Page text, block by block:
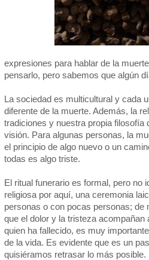
expresiones para hablar de la
pensarlo, pero sabemos que algún
La sociedad es multicultural y cada
diferente de la muerte. Además, la
tradiciones y nuestra propia filosofía
visión. Para algunas personas, la
el principio de algo nuevo o un
todas es algo triste.
El ritual funerario es formal, pero no
religiosa por aquí, una ceremonia
personas o con pocas personas;
que el dolor y la tristeza
quien ha fallecido, es muy
de la vida. Es evidente que es un
quisiéramos retrasar lo más